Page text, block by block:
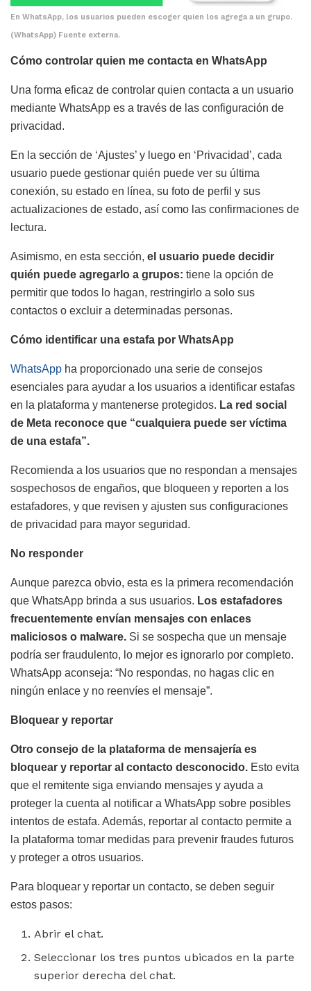
En WhatsApp, los usuarios pueden escoger quien los agrega a un grupo.
(WhatsApp) Fuente externa.
Cómo controlar quien me contacta en WhatsApp
Una forma eficaz de controlar quien contacta a un usuario
mediante WhatsApp es a través de las configuración de
privacidad.
En la sección de ‘Ajustes’ y luego en ‘Privacidad’, cada
usuario puede gestionar quién puede ver su última
conexión, su estado en línea, su foto de perfil y sus
actualizaciones de estado, así como las confirmaciones de
lectura.
Asimismo, en esta sección, el usuario puede decidir
quién puede agregarlo a grupos: tiene la opción de
permitir que todos lo hagan, restringirlo a solo sus
contactos o excluir a determinadas personas.
Cómo identificar una estafa por WhatsApp
WhatsApp ha proporcionado una serie de consejos
esenciales para ayudar a los usuarios a identificar estafas
en la plataforma y mantenerse protegidos. La red social
de Meta reconoce que “cualquiera puede ser víctima
de una estafa”.
Recomienda a los usuarios que no respondan a mensajes
sospechosos de engaños, que bloqueen y reporten a los
estafadores, y que revisen y ajusten sus configuraciones
de privacidad para mayor seguridad.
No responder
Aunque parezca obvio, esta es la primera recomendación
que WhatsApp brinda a sus usuarios. Los estafadores
frecuentemente envían mensajes con enlaces
maliciosos o malware. Si se sospecha que un mensaje
podría ser fraudulento, lo mejor es ignorarlo por completo.
WhatsApp aconseja: “No respondas, no hagas clic en
ningún enlace y no reenvíes el mensaje”.
Bloquear y reportar
Otro consejo de la plataforma de mensajería es
bloquear y reportar al contacto desconocido. Esto evita
que el remitente siga enviando mensajes y ayuda a
proteger la cuenta al notificar a WhatsApp sobre posibles
intentos de estafa. Además, reportar al contacto permite a
la plataforma tomar medidas para prevenir fraudes futuros
y proteger a otros usuarios.
Para bloquear y reportar un contacto, se deben seguir
estos pasos:
Abrir el chat.
Seleccionar los tres puntos ubicados en la parte
superior derecha del chat.